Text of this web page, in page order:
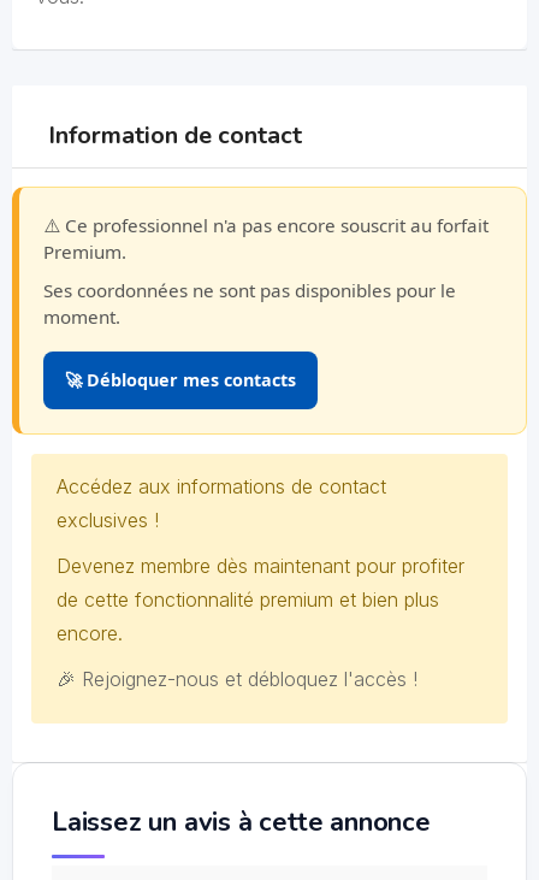
Information de contact
⚠️ Ce professionnel n'a pas encore souscrit au forfait
Premium.
Ses coordonnées ne sont pas disponibles pour le
moment.
🚀 Débloquer mes contacts
Accédez aux informations de contact
exclusives !
Devenez membre dès maintenant pour profiter
de cette fonctionnalité premium et bien plus
encore.
🎉 Rejoignez-nous et débloquez l'accès !
Laissez un avis à cette annonce